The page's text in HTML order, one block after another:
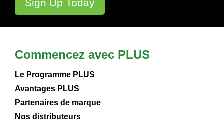
Commencez avec PLUS
Le Programme PLUS
Avantages PLUS
Partenaires de marque
Nos distributeurs